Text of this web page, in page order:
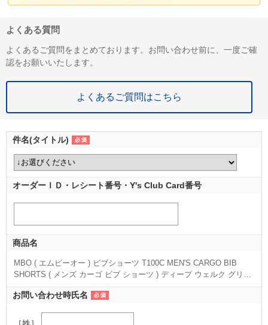
よくある質問
よくあるご質問をまとめております。お問い合わせ前に、一度ご確
認をお願いいたします。
よくあるご質問はこちら
件名(タイトル)
オーダーＩＤ・レシート番号・Y's Club Card番号
商品名
MBO ( エムビーオー ) ビブショーツ T100C MEN'S CARGO BIB
SHORTS ( メンズ カーゴ ビブ ショーツ ) ディープ ウェルク グリー
ン M
（M ディープ ウェルク グリーン）
お問い合わせ時氏名
［姓］